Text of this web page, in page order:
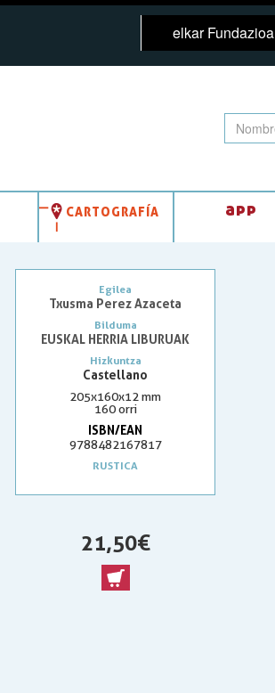
elkar Fundazioa
CARTOGRAFÍA app
Egilea
Txusma Perez Azaceta
Bilduma
EUSKAL HERRIA LIBURUAK
Hizkuntza
Castellano
205x160x12 mm
160 orri
ISBN/EAN
9788482167817
RUSTICA
21,50 €